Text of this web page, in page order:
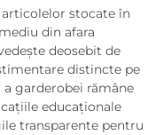
stocate în
din afara
deosebit de
distincte pe
garderobei rămâne
educaționale
transparente pentru